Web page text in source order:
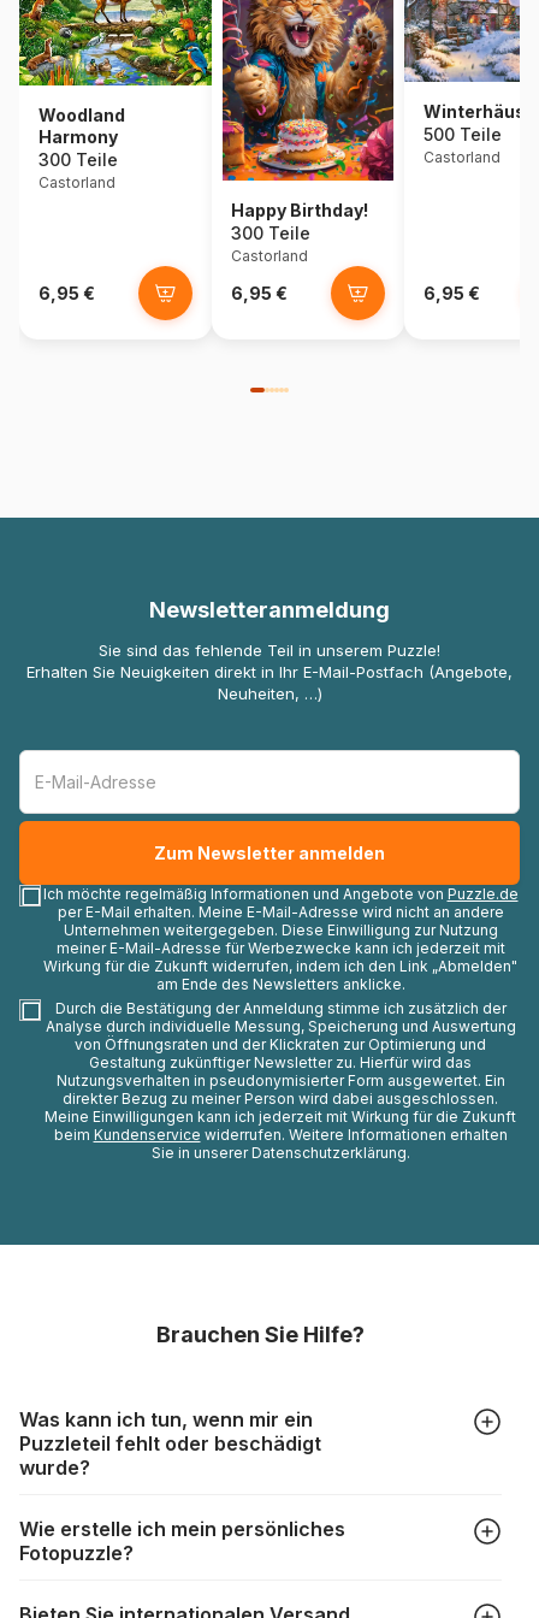
Woodland
Harmony
300 Teile
Castorland
6,95 €
Happy Birthday!
300 Teile
Castorland
6,95 €
500 Teile
Castorland
6,95 €
Newsletteranmeldung
Sie sind das fehlende Teil in unserem Puzzle!
Erhalten Sie Neuigkeiten direkt in Ihr E-Mail-Postfach (Angebote,
Neuheiten, …)
Ich möchte regelmäßig Informationen und Angebote von Puzzle.de
per E-Mail erhalten. Meine E-Mail-Adresse wird nicht an andere
Unternehmen weitergegeben. Diese Einwilligung zur Nutzung
meiner E-Mail-Adresse für Werbezwecke kann ich jederzeit mit
Wirkung für die Zukunft widerrufen, indem ich den Link „Abmelden"
am Ende des Newsletters anklicke.
Durch die Bestätigung der Anmeldung stimme ich zusätzlich der
Analyse durch individuelle Messung, Speicherung und Auswertung
von Öffnungsraten und der Klickraten zur Optimierung und
Gestaltung zukünftiger Newsletter zu. Hierfür wird das
Nutzungsverhalten in pseudonymisierter Form ausgewertet. Ein
direkter Bezug zu meiner Person wird dabei ausgeschlossen.
Meine Einwilligungen kann ich jederzeit mit Wirkung für die Zukunft
beim Kundenservice widerrufen. Weitere Informationen erhalten
Sie in unserer Datenschutzerklärung.
Brauchen Sie Hilfe?
Was kann ich tun, wenn mir ein
Puzzleteil fehlt oder beschädigt
wurde?
aber trotzdem kann es vorkommen, dass Teile beschädigt
werden oder verloren gehen. Mit solchen Fällen gehen
https://www.puzzle.de/puzzleteile-fehlen.html
Wie erstelle ich mein persönliches
Fotopuzzle?